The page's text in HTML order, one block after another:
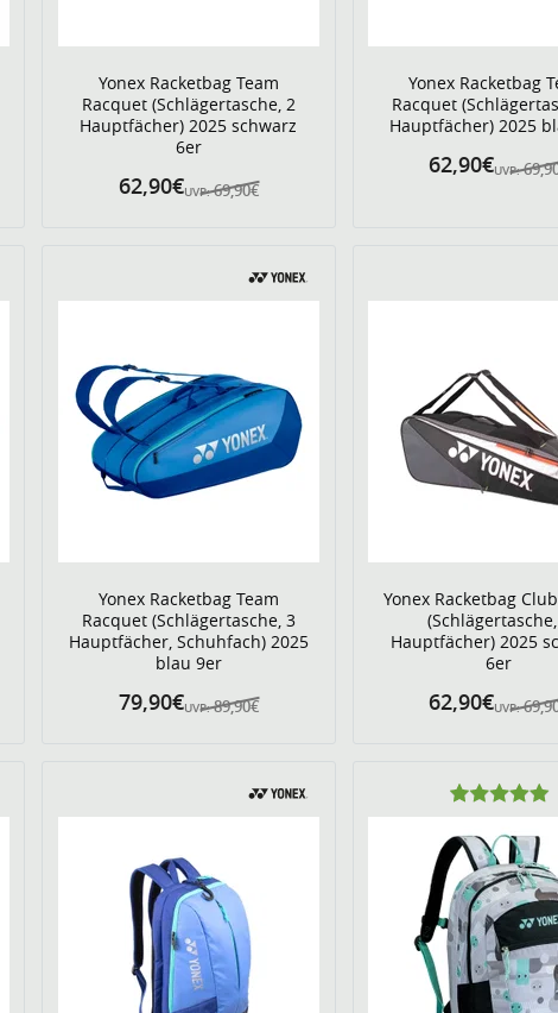
Yonex Racketbag Team
Racquet (Schlägertasche, 2
Hauptfächer) 2025 schwarz
6er
UVP: 69,90€
62,90€
Yonex Racketbag
Racquet
Hauptfächer) 2025
UVP:
62,90€
Yonex Racketbag Team
Racquet (Schlägertasche, 3
Hauptfächer, Schuhfach) 2025
blau 9er
UVP: 89,90€
79,90€
Yonex Racketbag
Hauptfächer) 2025
6er
UVP:
62,90€